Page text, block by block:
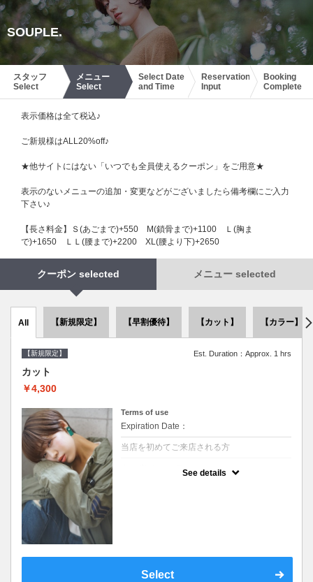
SOUPLE.
スタッフ
Select
メニュー
Select
Select Date
and Time
Reservation
Input
Booking
Complete
表示価格は全て税込♪
ご新規様はALL20%off♪
★他サイトにはない「いつでも全員使えるクーポン」をご用意★
表示のないメニューの追加・変更などがございましたら備考欄にご入力
下さい♪
【長さ料金】Ｓ(あごまで)+550 М(鎖骨まで)+1100 Ｌ(胸ま
で)+1650 ＬＬ(腰まで)+2200 XL(腰より下)+2650
クーポン selected メニュー selected
All 【新規限定】 【早割優待】 【カット】 【カラー】
【新規限定】 Est. Duration：Approx. 1 hrs
カット
￥4,300
Terms of use
Expiration Date：
当店を初めてご来店される方
See details
Select